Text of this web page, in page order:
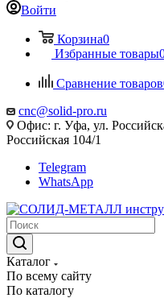
Войти
Корзина0
Избранные товары
Сравнение товаров
cnc@solid-pro.ru
Офис: г. Уфа, ул.
Российская 104/1
Telegram
WhatsApp
Каталог
По всему сайту
По каталогу